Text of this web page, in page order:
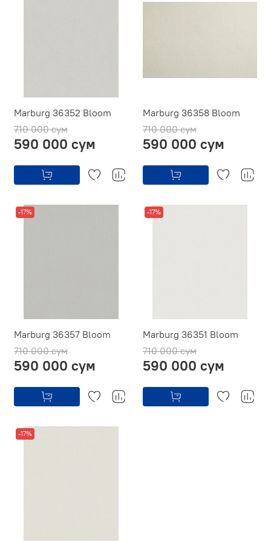
Marburg 36352 Bloom
710 000 сум
590 000 сум
Marburg 36358 Bloom
710 000 сум
590 000 сум
-17%
Marburg 36357 Bloom
710 000 сум
590 000 сум
-17%
Marburg 36351 Bloom
710 000 сум
590 000 сум
-17%